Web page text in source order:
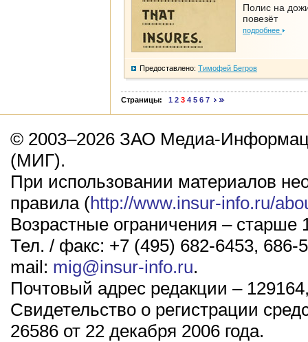
Полис на
повезёт
подробнее
Предоставлено: Тимофей Бегров
Страницы: 1 2 3 4 5 6 7
© 2003–2026 ЗАО Медиа-
(МИГ).
При использовании материалов
правила (http://www.insur-info.ru/
Возрастные ограничения – старше
Тел. / факс: +7 (495) 682-6453, 686-
mail: mig@insur-info.ru.
Почтовый адрес редакции –
Свидетельство о регистрации
26586 от 22 декабря 2006 года.